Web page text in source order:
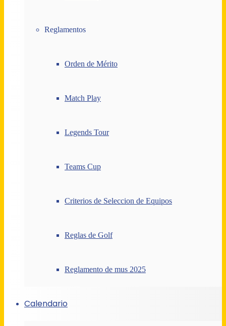
Reglamentos
Orden de Mérito
Match Play
Legends Tour
Teams Cup
Criterios de Seleccion de Equipos
Reglas de Golf
Reglamento de mus 2025
Calendario